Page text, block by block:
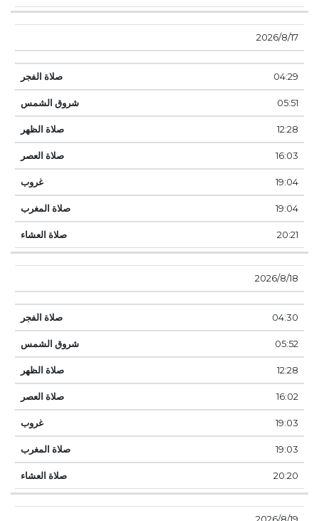
17‏‏/8‏‏/2026
04:29
05:51
12:28
16:03
19:04
19:04
20:21
18‏‏/8‏‏/2026
04:30
05:52
12:28
16:02
19:03
19:03
20:20